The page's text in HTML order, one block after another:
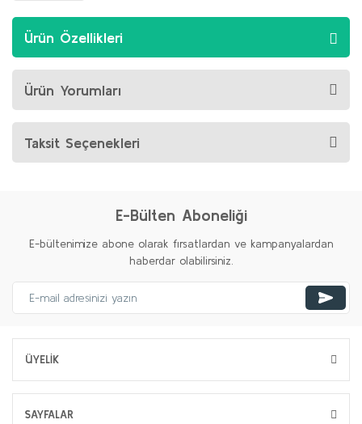
Ürün Özellikleri
Ürün Yorumları
Taksit Seçenekleri
E-Bülten Aboneliği
E-bültenimize abone olarak fırsatlardan ve kampanyalardan
haberdar olabilirsiniz.
ÜYELİK
SAYFALAR